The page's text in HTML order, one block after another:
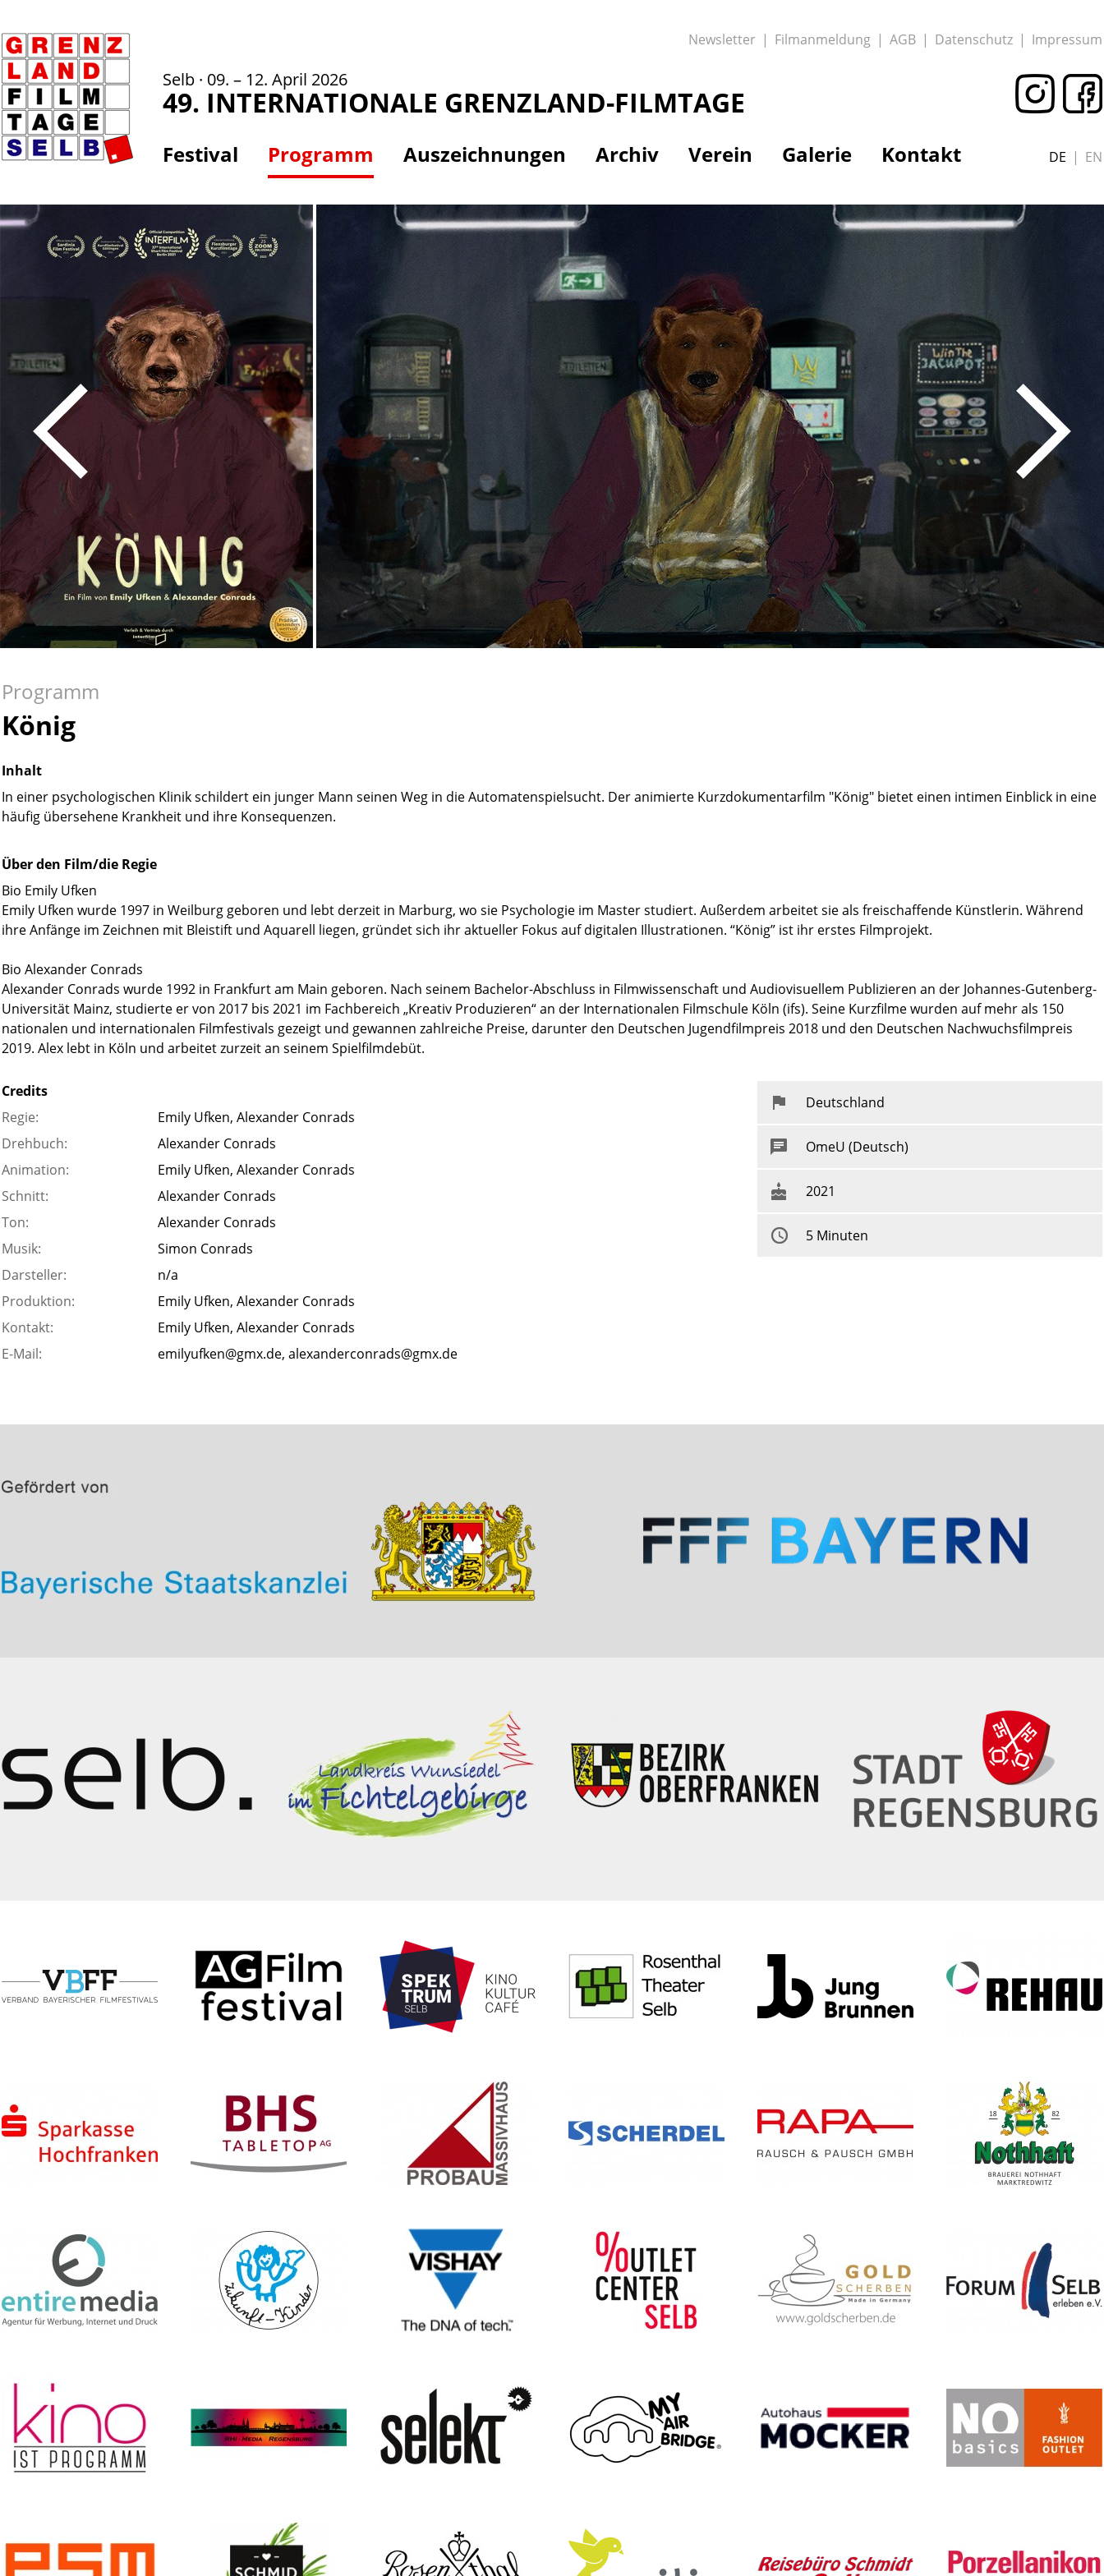
Newsletter Filmanmeldung AGB Datenschutz Impressum
Selb · 09. – 12. April 2026
49. INTERNATIONALE GRENZLAND-FILMTAGE
Festival Programm Auszeichnungen Archiv Verein Galerie Kontakt DE EN
Programm
König
Inhalt
In einer psychologischen Klinik schildert ein junger Mann seinen Weg in die Automatenspielsucht. Der animierte Kurzdokumentarfilm "König" bietet einen intimen Einblick in eine
häufig übersehene Krankheit und ihre Konsequenzen.
Über den Film/die Regie
Bio Emily Ufken
Emily Ufken wurde 1997 in Weilburg geboren und lebt derzeit in Marburg, wo sie Psychologie im Master studiert. Außerdem arbeitet sie als freischaffende Künstlerin. Während
ihre Anfänge im Zeichnen mit Bleistift und Aquarell liegen, gründet sich ihr aktueller Fokus auf digitalen Illustrationen. “König” ist ihr erstes Filmprojekt.
Bio Alexander Conrads
Alexander Conrads wurde 1992 in Frankfurt am Main geboren. Nach seinem Bachelor-Abschluss in Filmwissenschaft und Audiovisuellem Publizieren an der Johannes-Gutenberg-
Universität Mainz, studierte er von 2017 bis 2021 im Fachbereich „Kreativ Produzieren“ an der Internationalen Filmschule Köln (ifs). Seine Kurzfilme wurden auf mehr als 150
nationalen und internationalen Filmfestivals gezeigt und gewannen zahlreiche Preise, darunter den Deutschen Jugendfilmpreis 2018 und den Deutschen Nachwuchsfilmpreis
2019. Alex lebt in Köln und arbeitet zurzeit an seinem Spielfilmdebüt.
Credits
Regie:
Emily Ufken, Alexander Conrads
Drehbuch:
Alexander Conrads
Animation:
Emily Ufken, Alexander Conrads
Schnitt:
Alexander Conrads
Ton:
Alexander Conrads
Musik:
Simon Conrads
Darsteller:
n/a
Produktion:
Emily Ufken, Alexander Conrads
Kontakt:
Emily Ufken, Alexander Conrads
E-Mail:
emilyufken@gmx.de, alexanderconrads@gmx.de
Deutschland
OmeU (Deutsch)
2021
5 Minuten